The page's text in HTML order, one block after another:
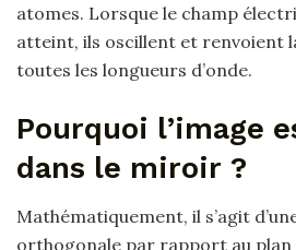
atomes. Lorsque le champ
atteint, ils oscillent et renvoient
toutes les longueurs d’onde.
Pourquoi l’image
dans le miroir ?
Mathématiquement, il s’agit
orthogonale par rapport au plan